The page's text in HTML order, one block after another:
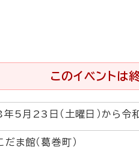
このイベントは
年5月23日（土曜日）から令
だま館（葛巻町）